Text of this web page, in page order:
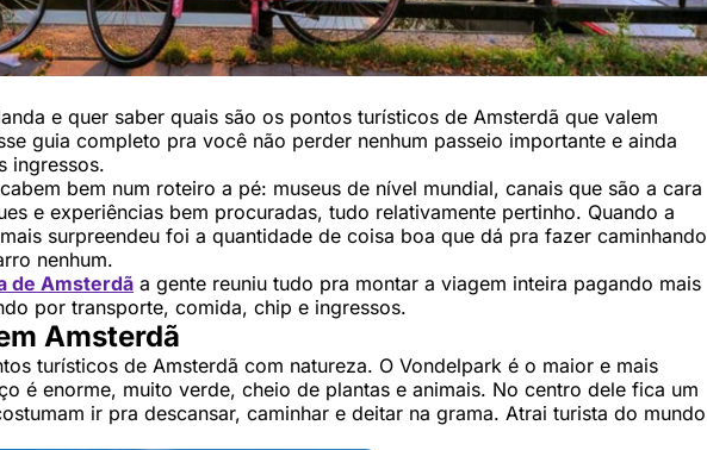
e quer saber quais são os pontos turísticos de Amsterdã que valem
guia completo pra você não perder nenhum passeio importante e ainda
ingressos.
bem num roteiro a pé: museus de nível mundial, canais que são a cara
e experiências bem procuradas, tudo relativamente pertinho. Quando a
surpreendeu foi a quantidade de coisa boa que dá pra fazer caminhando
nenhum.
de Amsterdã a gente reuniu tudo pra montar a viagem inteira pagando mais
por transporte, comida, chip e ingressos.
Amsterdã
turísticos de Amsterdã com natureza. O Vondelpark é o maior e mais
é enorme, muito verde, cheio de plantas e animais. No centro dele fica um
ir pra descansar, caminhar e deitar na grama. Atrai turista do mundo